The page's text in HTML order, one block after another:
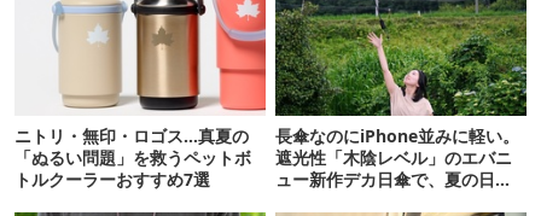
ニトリ・無印・ロゴス…真夏の
「ぬるい問題」を救うペットボ
トルクーラーおすすめ7選
長傘なのにiPhone並みに軽い。
遮光性「木陰レベル」のエバニ
ュー新作デカ日傘で、夏の日焼